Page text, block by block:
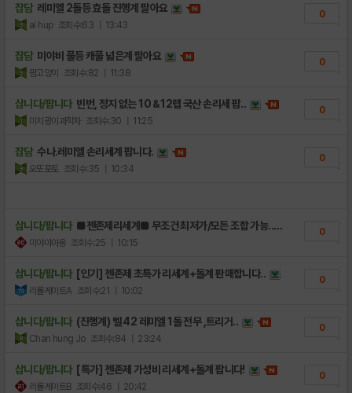
잡담 레미엘 2돌등 효돌 진행계 팔아요
ai hup 조회수:63 | 13:43
0
잡담 미야비 풀등 캐풀 넓은계 팔아요
팜고양이 조회수:82 | 11:38
0
삽니다/팝니다 빈번, 정지 없는 10＆12렙 국산 손리세 팝..
미치광이과학자 조회수:30 | 11:25
0
잡담 수나.레미엘 손리세계 팝니다.
오또포토 조회수:35 | 10:34
0
삽니다/팝니다 ■젠존제리세계■ 무조건 최저가/모든 조합 가능..
미야야아옹 조회수:25 | 10:15
0
삽니다/팝니다 [인기] 젠존제 초특가 리세계+돌계 판매합니다..
리롤게이트A 조회수:21 | 10:02
0
삽니다/팝니다 (진행계) 벨 42 레미엘 1돌 전무 ,트리거..
Chan hung Jo 조회수:84 | 23:24
0
삽니다/팝니다 [특가] 젠존제 가성비 리세계+돌계 팝니다!
리롤게이트B 조회수:46 | 20:42
0